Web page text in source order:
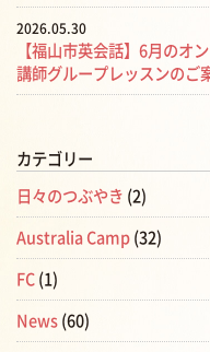
2026.05.30
【福山市英会話】6月のオ
講師グループレッスンのご
カテゴリー
日々のつぶやき (2)
Australia Camp (32)
FC (1)
News (60)